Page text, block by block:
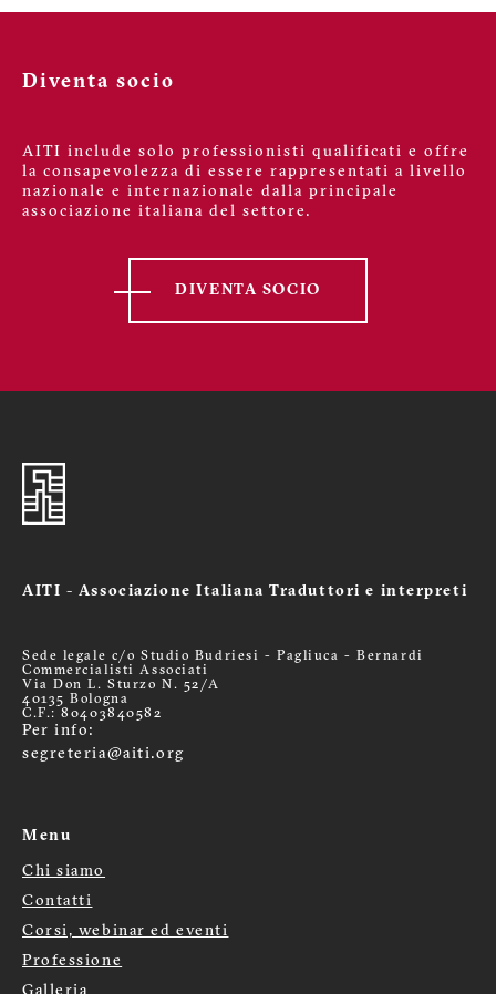
Diventa socio
AITI include solo professionisti qualificati e offre
la consapevolezza di essere rappresentati a livello
nazionale e internazionale dalla principale
associazione italiana del settore.
DIVENTA SOCIO
AITI - Associazione Italiana Traduttori e interpreti
Sede legale c/o Studio Budriesi - Pagliuca - Bernardi
Commercialisti Associati
Via Don L. Sturzo N. 52/A
40135 Bologna
C.F.: 80403840582
Per info:
segreteria@aiti.org
Menu
Menù
footer
Chi siamo
Contatti
Corsi, webinar ed eventi
Professione